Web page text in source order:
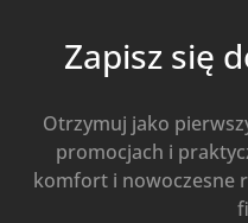
Zapisz się
Otrzymuj jako
promocjach i
komfort i nowoczesne